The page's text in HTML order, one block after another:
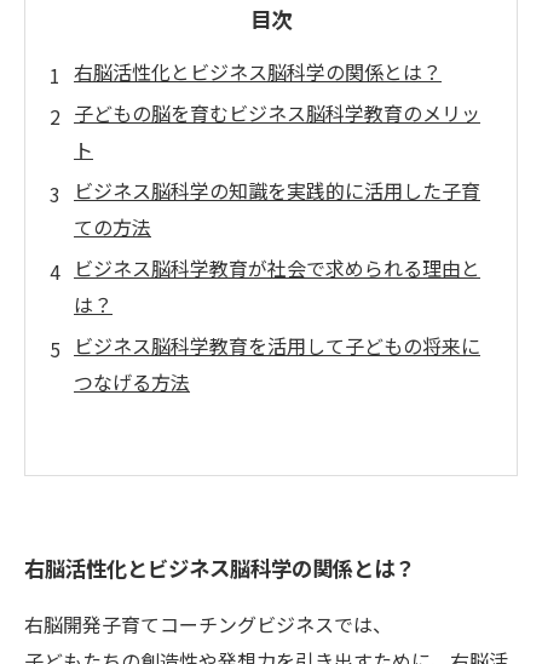
目次
右脳活性化とビジネス脳科学の関係とは？
子どもの脳を育むビジネス脳科学教育のメリッ
ト
ビジネス脳科学の知識を実践的に活用した子育
ての方法
ビジネス脳科学教育が社会で求められる理由と
は？
ビジネス脳科学教育を活用して子どもの将来に
つなげる方法
右脳活性化とビジネス脳科学の関係とは？
右脳開発子育てコーチングビジネスでは、